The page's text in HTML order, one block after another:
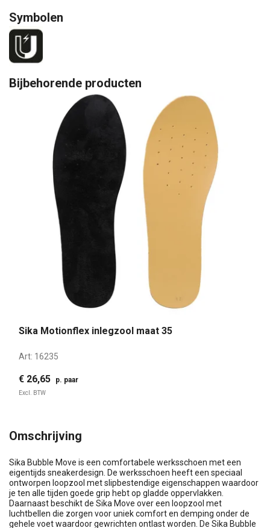
Symbolen
Bijbehorende producten
Sika Motionflex inlegzool maat 35
Art: 16235
€ 26,65 p. paar
Excl. BTW
Omschrijving
Sika Bubble Move is een comfortabele werksschoen met een
eigentijds sneakerdesign. De werksschoen heeft een speciaal
ontworpen loopzool met slipbestendige eigenschappen waardoor
je ten alle tijden goede grip hebt op gladde oppervlakken.
Daarnaast beschikt de Sika Move over een loopzool met
luchtbellen die zorgen voor uniek comfort en demping onder de
gehele voet waardoor gewrichten ontlast worden. De Sika Bubble